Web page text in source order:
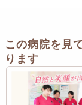
この病院を見
ります